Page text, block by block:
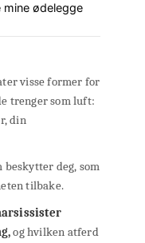
mine ødelegge
visse former for
trenger som luft:
din
beskytter deg, som
tilbake.
og hvilken atferd